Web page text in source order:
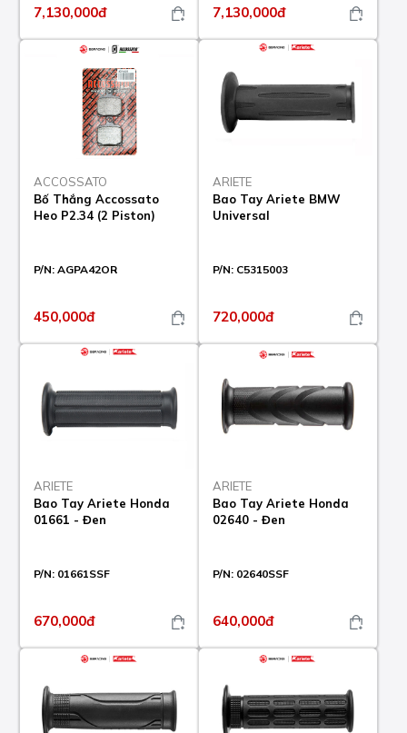
7,130,000đ 7,130,000đ
ACCOSSATO
Bố Thắng Accossato
Heo P2.34 (2 Piston)
P/N: AGPA42OR
450,000đ
ARIETE
Bao Tay Ariete BMW
Universal
P/N: C5315003
720,000đ
ARIETE
Bao Tay Ariete Honda
01661 - Đen
P/N: 01661SSF
670,000đ
ARIETE
Bao Tay Ariete Honda
02640 - Đen
P/N: 02640SSF
640,000đ